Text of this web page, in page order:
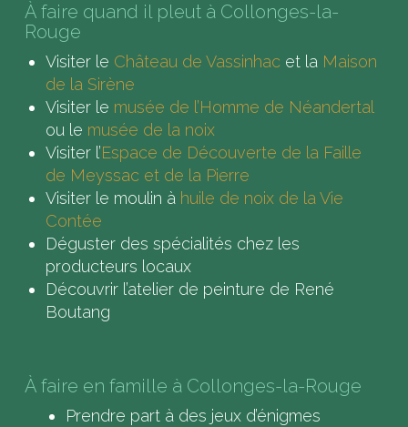
À faire quand il pleut à Collonges-la-
Rouge
Visiter le Château de Vassinhacet la Maison
de la Sirène
Visiter le musée de l’Homme de Néandertal
ou le musée de la noix
Visiter l’Espace de Découverte de la Faille
de Meyssac et de la Pierre
Visiter le moulin à huile de noix de la Vie
Contée
Déguster des spécialités chez les
producteurs locaux
Découvrir l’atelier de peinture de René
Boutang
À faire en famille à Collonges-la-Rouge
Prendre part à des jeux d’énigmes